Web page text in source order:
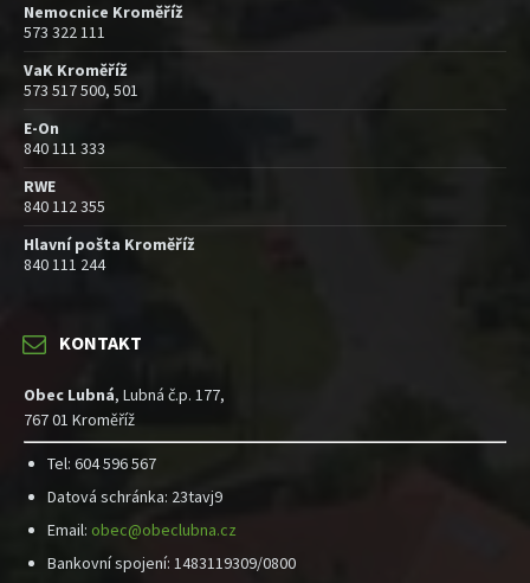
Nemocnice Kroměříž
573 322 111
VaK Kroměříž
573 517 500, 501
E-On
840 111 333
RWE
840 112 355
Hlavní pošta Kroměříž
840 111 244
KONTAKT
Obec Lubná, Lubná č.p. 177,
767 01 Kroměříž
Tel: 604 596 567
Datová schránka: 23tavj9
Email: obec@obeclubna.cz
Bankovní spojení: 1483119309/0800